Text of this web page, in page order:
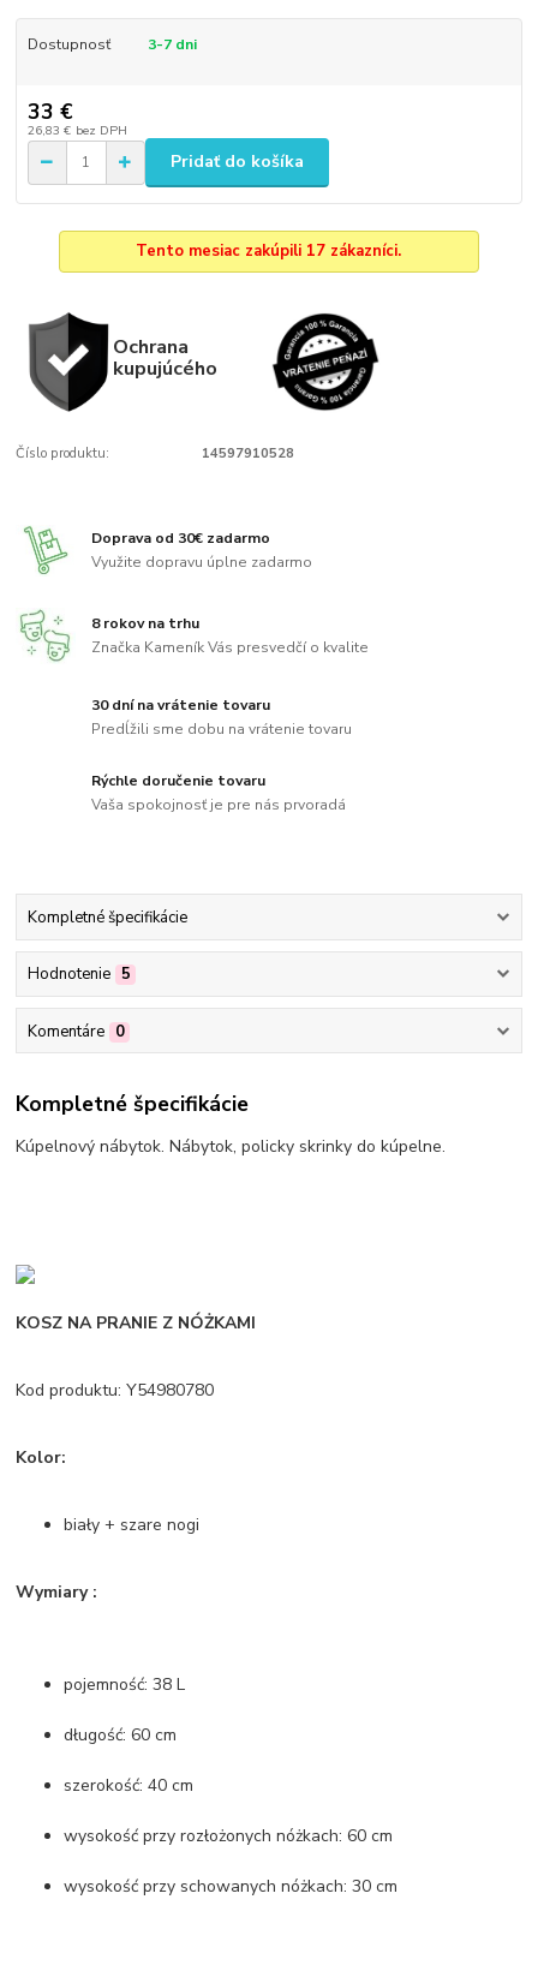
Dostupnosť 3-7 dni
33 €
26,83 € bez DPH
Pridať do košíka
Tento mesiac zakúpili 17 zákazníci.
Ochrana
kupujúcého
Číslo produktu: 14597910528
Doprava od 30€ zadarmo
Využite dopravu úplne zadarmo
8 rokov na trhu
Značka Kameník Vás presvedčí o kvalite
30 dní na vrátenie tovaru
Predĺžili sme dobu na vrátenie tovaru
Rýchle doručenie tovaru
Vaša spokojnosť je pre nás prvoradá
Kompletné špecifikácie
Hodnotenie 5
Komentáre 0
Kompletné špecifikácie
Kúpelnový nábytok. Nábytok, policky skrinky do kúpelne.
KOSZ NA PRANIE Z NÓŻKAMI
Kod produktu: Y54980780
Kolor:
biały + szare nogi
Wymiary :
pojemność: 38 L
długość: 60 cm
szerokość: 40 cm
wysokość przy rozłożonych nóżkach: 60 cm
wysokość przy schowanych nóżkach: 30 cm